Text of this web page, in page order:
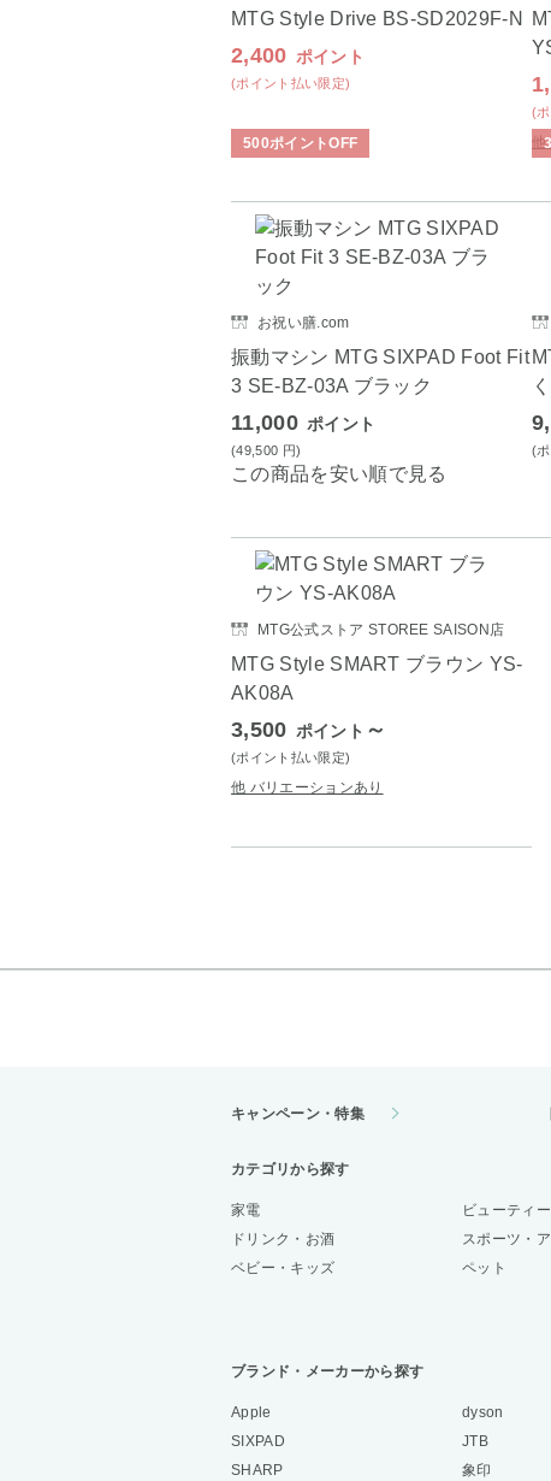
MTG Style Drive BS-SD2029F-N
2,400 ポイント
(ポイント払い限定)
500ポイントOFF
(
他
お祝い膳.com
振動マシン MTG SIXPAD Foot Fit
3 SE-BZ-03A ブラック
11,000 ポイント
(49,500 円)
この商品を安い順で見る
(
MTG公式ストア STOREE SAISON店
MTG Style SMART ブラウン YS-
AK08A
3,500 ポイント ～
(ポイント払い限定)
他 バリエーションあり
キャンペーン・特集
カテゴリから探す
家電 ビューティ
ドリンク・お酒
スポーツ・
ベビー・キッズ
ペット
ブランド・メーカーから探す
Apple dyson
SIXPAD
JTB
SHARP
象印